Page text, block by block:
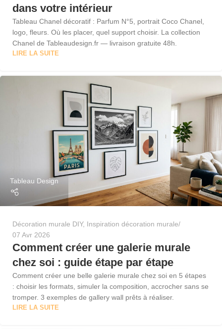
dans votre intérieur
Tableau Chanel décoratif : Parfum N°5, portrait Coco Chanel,
logo, fleurs. Où les placer, quel support choisir. La collection
Chanel de Tableaudesign.fr — livraison gratuite 48h.
LIRE LA SUITE
Tableau Design
Décoration murale DIY, Inspiration décoration murale
07 Avr 2026
Comment créer une galerie murale
chez soi : guide étape par étape
Comment créer une belle galerie murale chez soi en 5 étapes
: choisir les formats, simuler la composition, accrocher sans se
tromper. 3 exemples de gallery wall prêts à réaliser.
LIRE LA SUITE